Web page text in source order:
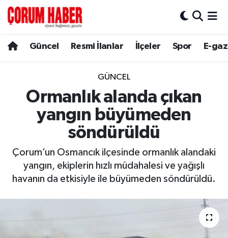
Güncel Resmi İlanlar İlçeler Spor E-
GÜNCEL
Ormanlık alanda çıkan
yangın büyümeden
söndürüldü
Çorum’un Osmancık ilçesinde ormanlık alandaki
yangın, ekiplerin hızlı müdahalesi ve yağışlı
havanın da etkisiyle ile büyümeden söndürüldü.
Spor
Resmi İlanlar
Alaca
Boğazkale
Hava Durumu
Çorum Namaz Vakitleri
Trafik Durumu
Tüm Manşetler